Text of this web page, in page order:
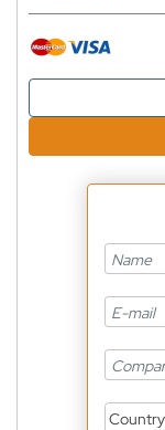
Country